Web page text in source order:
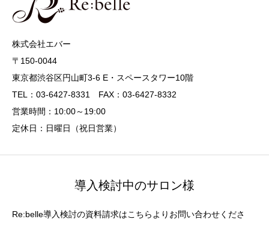
株式会社エバー
〒150-0044
東京都渋谷区円山町3-6 E・スペースタワー10階
TEL：03-6427-8331 FAX：03-6427-8332
営業時間：10:00～19:00
定休日：日曜日（祝日営業）
導入検討中のサロン様
Re:belle導入検討の資料請求はこちらよりお問い合わせくださ